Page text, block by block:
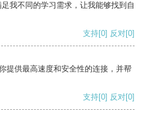
我不同的学习需求，让我能够找到自
支持[0] 反对[0]
提供最高速度和安全性的连接，并帮
支持[0] 反对[0]